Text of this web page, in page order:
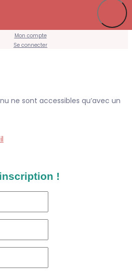
Mon compte
Se connecter
ne sont accessibles qu’avec un
!